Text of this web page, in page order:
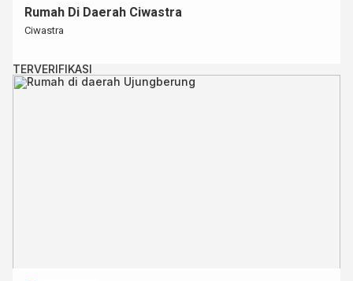
Rumah Di Daerah Ciwastra
Ciwastra
TERVERIFIKASI